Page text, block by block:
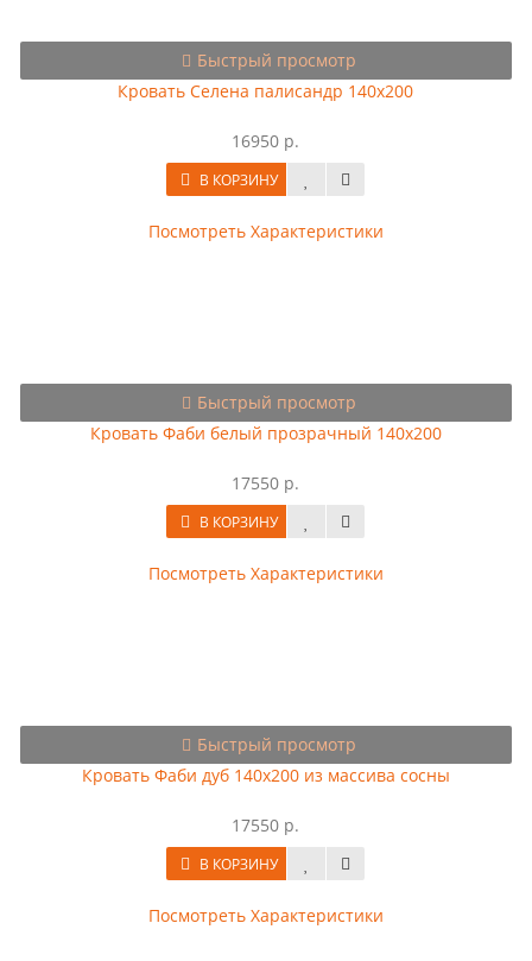
Быстрый просмотр
Кровать Селена палисандр 140х200
16950 р.
В КОРЗИНУ
Посмотреть Характеристики
Быстрый просмотр
Кровать Фаби белый прозрачный 140х200
17550 р.
В КОРЗИНУ
Посмотреть Характеристики
Быстрый просмотр
Кровать Фаби дуб 140х200 из массива сосны
17550 р.
В КОРЗИНУ
Посмотреть Характеристики